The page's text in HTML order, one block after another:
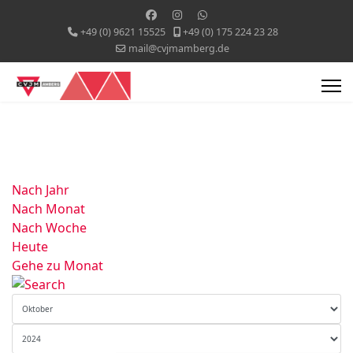
+49 (0) 9621 15525
+49 (0) 175 224 23 28
mail@cvjmamberg.de
Nach Jahr
Nach Monat
Nach Woche
Heute
Gehe zu Monat